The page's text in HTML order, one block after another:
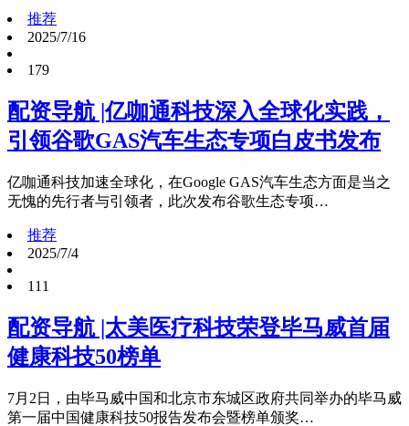
推荐
2025/7/16
179
配资导航 |亿咖通科技深入全球化实践，
引领谷歌GAS汽车生态专项白皮书发布
亿咖通科技加速全球化，在Google GAS汽车生态方面是当之
无愧的先行者与引领者，此次发布谷歌生态专项…
推荐
2025/7/4
111
配资导航 |太美医疗科技荣登毕马威首届
健康科技50榜单
7月2日，由毕马威中国和北京市东城区政府共同举办的毕马威
第一届中国健康科技50报告发布会暨榜单颁奖…